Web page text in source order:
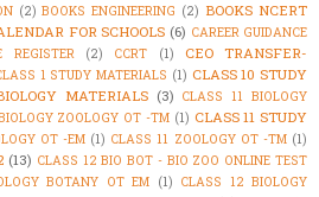
(2) BOOKS ENGINEERING (2) BOOKS NCERT
FOR SCHOOLS (6) CAREER GUIDANCE
REGISTER (2) CCRT (1)
CEO TRANSFER-
1 STUDY MATERIALS (1) CLASS 10 STUDY
MATERIALS (3) CLASS 11 BIOLOGY
ZOOLOGY OT -TM (1) CLASS 11 STUDY
OT -EM (1) CLASS 11 ZOOLOGY OT -TM (1)
(13) CLASS 12 BIO BOT - BIO ZOO ONLINE TEST
BOTANY OT EM (1) CLASS 12 BIOLOGY